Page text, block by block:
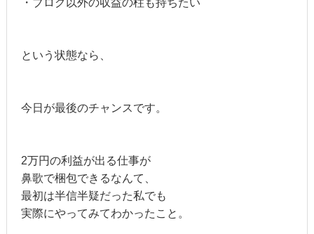
・ブログ以外の収益の柱も持ちたい
という状態なら、
今日が最後のチャンスです。
2万円の利益が出る仕事が
鼻歌で梱包できるなんて、
最初は半信半疑だった私でも
実際にやってみてわかったこと。